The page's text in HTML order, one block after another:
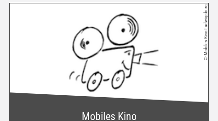
Mobiles Kino
© Mobiles Kino Ludwigsburg